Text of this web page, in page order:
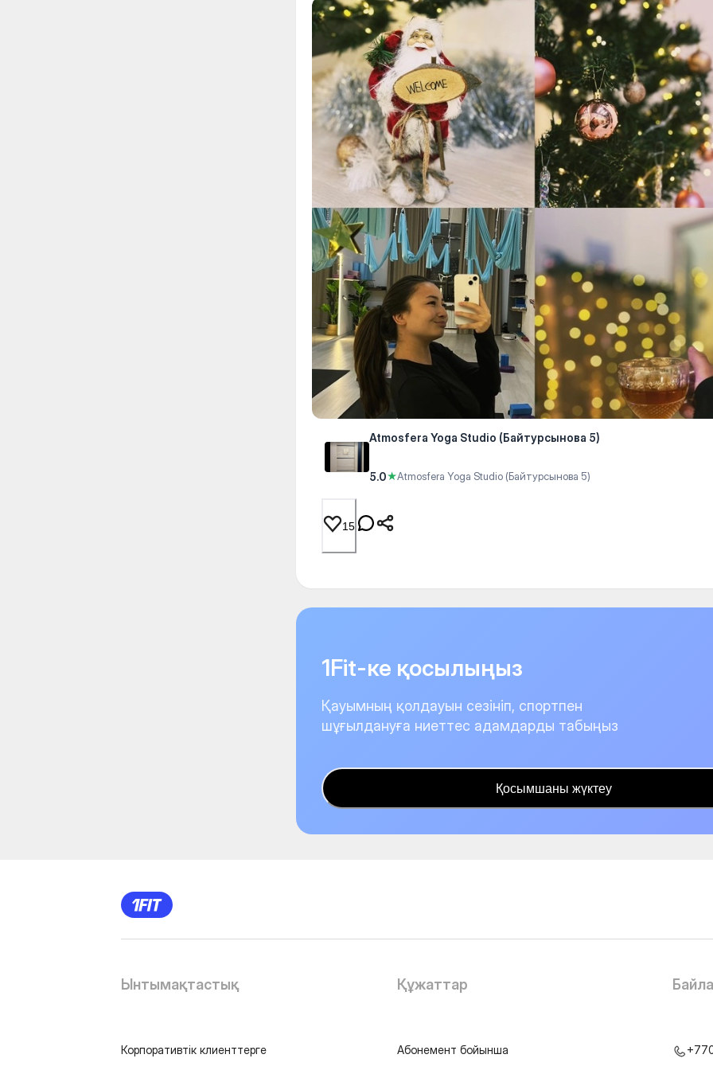
Atmosfera Yoga Studio (Байтурсынова 5)
5.0★Atmosfera Yoga Studio (Байтурсынова 5)
15
1Fit-ке қосылыңыз
Қауымның қолдауын сезініп, спортпен
шұғылдануға ниеттес адамдарды табыңыз
Қосымшаны жүктеу
Ынтымақтастық
Корпоративтік клиенттерге
Құжаттар
Абонемент бойынша